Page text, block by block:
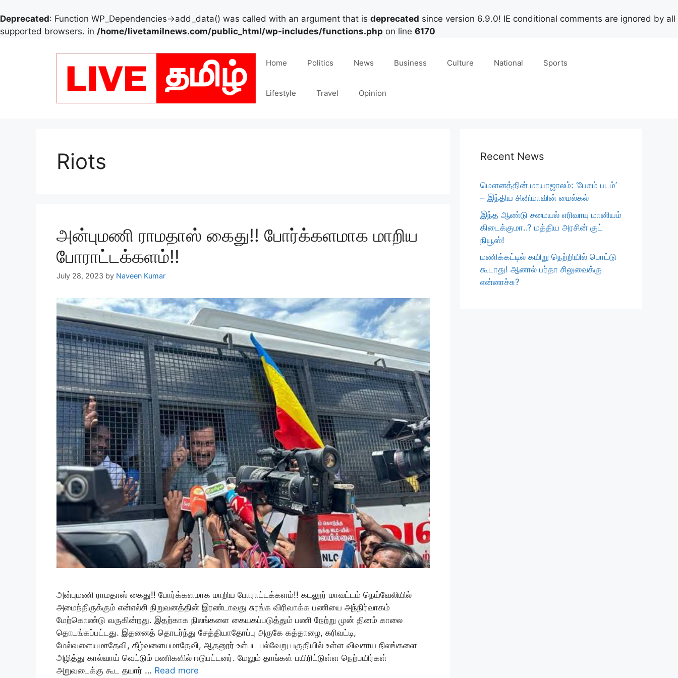
Deprecated: Function WP_Dependencies->add_data() was called with an argument that is deprecated since version 6.9.0! IE conditional comments are ignored by all
supported browsers. in /home/livetamilnews.com/public_html/wp-includes/functions.php on line 6170
Home Politics News Business Culture National Sports
Lifestyle Travel Opinion
Riots
அன்புமணி ராமதாஸ் கைது!! போர்க்களமாக மாறிய
போராட்டக்களம்!!
July 28, 2023 by Naveen Kumar
அன்புமணி ராமதாஸ் கைது!! போர்க்களமாக மாறிய போராட்டக்களம்!! கடலூர் மாவட்டம் நெய்வேலியில்
அமைந்திருக்கும் என்எல்சி நிறுவனத்தின் இரண்டாவது சுரங்க விரிவாக்க பணியை அந்நிர்வாகம்
மேற்கொண்டு வருகின்றது. இதற்காக நிலங்களை கையகப்படுத்தும் பணி நேற்று முன் தினம் காலை
தொடங்கப்பட்டது. இதனைத் தொடர்ந்து சேத்தியாதோப்பு அருகே கத்தாழை, கரிவட்டி,
மேல்வளையமாதேவி, கீழ்வளையமாதேவி, ஆதனூர் உள்பட பல்வேறு பகுதியில் உள்ள விவசாய நிலங்களை
அழித்து கால்வாய் வெட்டும் பணிகளில் ஈடுபட்டனர். மேலும் தாங்கள் பயிரிட்டுள்ள நெற்பயிர்கள்
அறுவடைக்கு கூட தயார் … Read more
Recent News
மௌனத்தின் மாயாஜாலம்: ‘பேசும் படம்’
– இந்திய சினிமாவின் மைல்கல்
இந்த ஆண்டு சமையல் எரிவாயு மானியம்
கிடைக்குமா..? மத்திய அரசின் குட்
நியூஸ்!
மணிக்கட்டில் கயிறு நெற்றியில் பொட்டு
கூடாது! ஆனால் பர்தா சிலுவைக்கு
என்னாச்சு?